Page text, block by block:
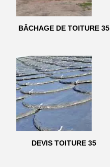
BÂCHAGE DE TOITURE 35
DEVIS TOITURE 35